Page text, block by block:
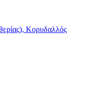
Κορυδαλλός